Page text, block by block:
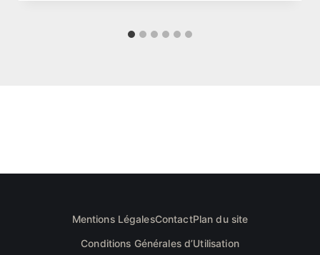
Mentions LégalesContactPlan du site
Conditions Générales d’Utilisation